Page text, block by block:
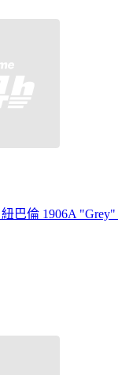
紐巴倫 1906A